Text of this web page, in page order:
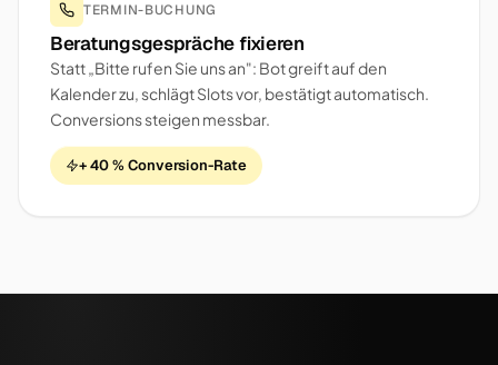
TERMIN-BUCHUNG
Beratungsgespräche fixieren
Statt „Bitte rufen Sie uns an": Bot greift auf den
Kalender zu, schlägt Slots vor, bestätigt automatisch.
Conversions steigen messbar.
+ 40 % Conversion-Rate